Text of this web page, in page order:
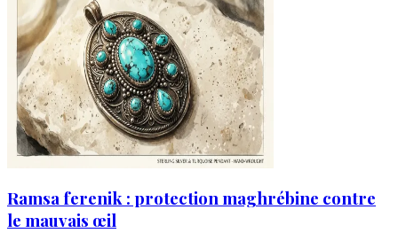
Ramsa ferenik : protection maghrébine contre
le mauvais œil